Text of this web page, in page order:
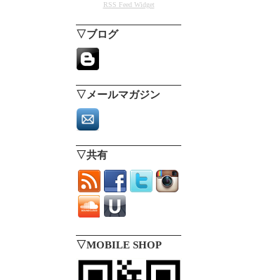
RSS Feed Widget
▽ブログ
▽メールマガジン
▽共有
▽MOBILE SHOP